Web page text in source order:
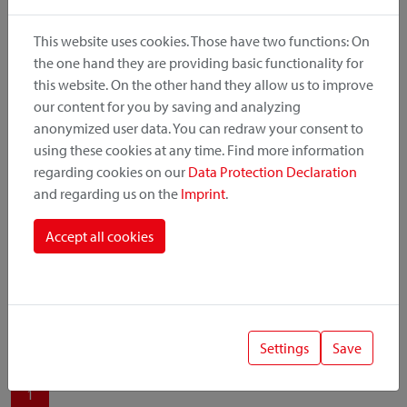
produit, le point de montage et le système de fixation.
Catégorie de produit
Position de montage
Système de fixation
1
This website uses cookies. Those have two functions: On
the one hand they are providing basic functionality for
this website. On the other hand they allow us to improve
our content for you by saving and analyzing
anonymized user data. You can redraw your consent to
using these cookies at any time. Find more information
regarding cookies on our Data Protection Declaration
and regarding us on the Imprint.
Accept all cookies
Settings Save